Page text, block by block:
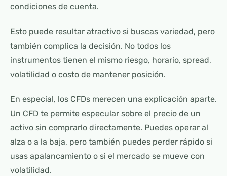
condiciones de cuenta.
Esto puede resultar atractivo si buscas variedad, pero
también complica la decisión. No todos los
instrumentos tienen el mismo riesgo, horario, spread,
volatilidad o costo de mantener posición.
En especial, los CFDs merecen una explicación aparte.
Un CFD te permite especular sobre el precio de un
activo sin comprarlo directamente. Puedes operar al
alza o a la baja, pero también puedes perder rápido si
usas apalancamiento o si el mercado se mueve con
volatilidad.